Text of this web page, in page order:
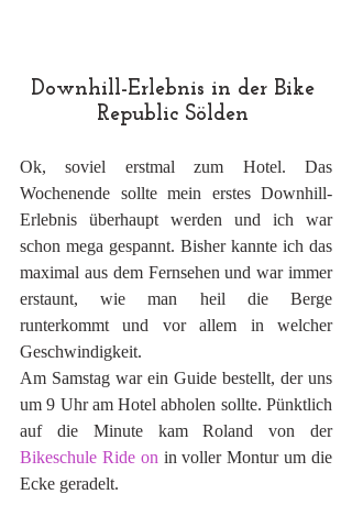
Downhill-Erlebnis in der Bike
Republic Sölden
Ok, soviel erstmal zum Hotel. Das
Wochenende sollte mein erstes Downhill-
Erlebnis überhaupt werden und ich war
schon mega gespannt. Bisher kannte ich das
maximal aus dem Fernsehen und war immer
erstaunt, wie man heil die Berge
runterkommt und vor allem in welcher
Geschwindigkeit.
Am Samstag war ein Guide bestellt, der uns
um 9 Uhr am Hotel abholen sollte. Pünktlich
auf die Minute kam Roland von der
Bikeschule Ride on in voller Montur um die
Ecke geradelt.